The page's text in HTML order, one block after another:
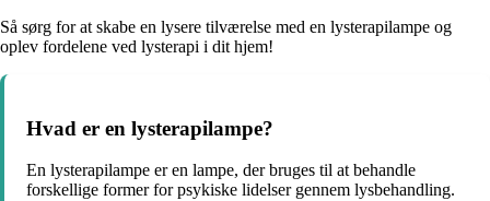
Så sørg for at skabe en lysere tilværelse med en lysterapilampe og
oplev fordelene ved lysterapi i dit hjem!
Hvad er en lysterapilampe?
En lysterapilampe er en lampe, der bruges til at behandle
forskellige former for psykiske lidelser gennem lysbehandling.